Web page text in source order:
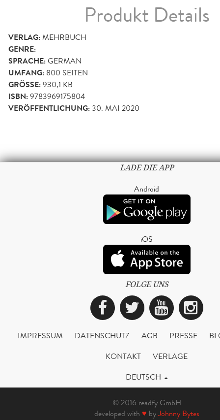
Produkt Details
VERLAG:MEHRBUCH
GENRE:
SPRACHE:GERMAN
UMFANG: 800 SEITEN
GRÖSSE: 930,1 KB
ISBN:9783969175804
VERÖFFENTLICHUNG:30. MAI 2020
LADE DIE APP
Android
iOS
FOLGE UNS
Facebook
Twitter
IMPRESSUM DATENSCHUTZ AGB PRESSE
KONTAKT
VERLAGE
DEUTSCH
© 2016 readfy GmbH
developed with ♥ byJohnny Bytes